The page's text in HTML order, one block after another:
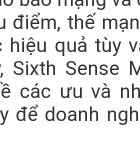
điểm, thế
hiệu quả tùy
Sixth Sense
các ưu và
để doanh